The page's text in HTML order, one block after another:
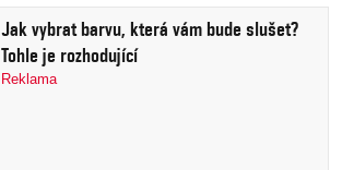
Jak vybrat barvu, která vám bude slušet?
Tohle je rozhodující
Reklama